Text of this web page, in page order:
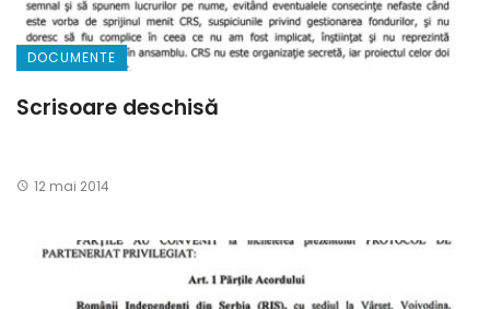
DOCUMENTE
Scrisoare deschisă
12 mai 2014